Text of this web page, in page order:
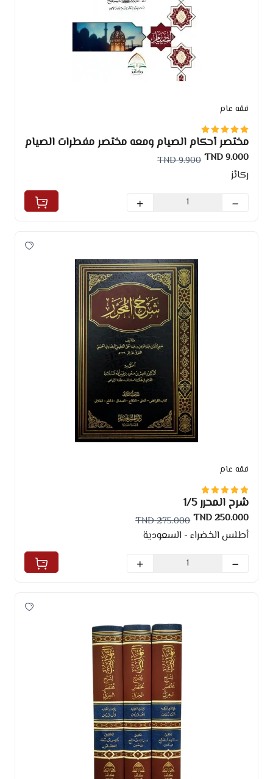
فقه عام
مختصر أحكام الصيام ومعه مختصر مفطرات الصيام
9.000 TND
9.900 TND
ركائز
فقه عام
شرح المحرر 1/5
250.000 TND
275.000 TND
أطلس الخضراء - السعودية